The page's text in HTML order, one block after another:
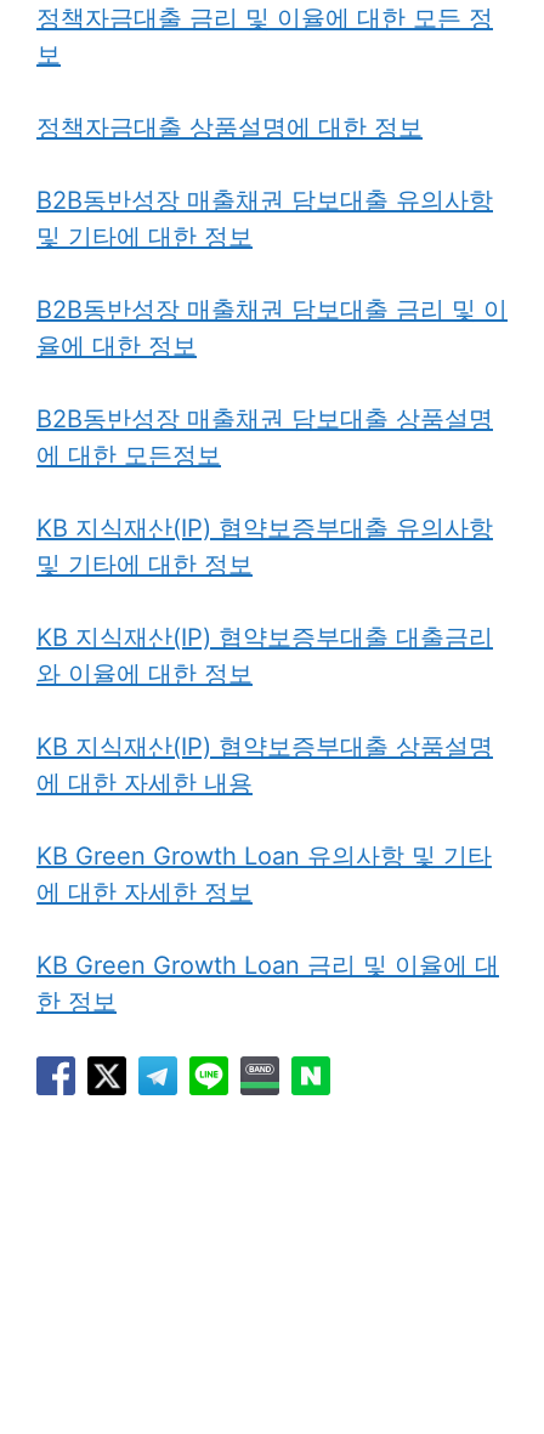
정책자금대출 금리 및 이율에 대한 모든 정
보
정책자금대출 상품설명에 대한 정보
B2B동반성장 매출채권 담보대출 유의사항
및 기타에 대한 정보
B2B동반성장 매출채권 담보대출 금리 및 이
율에 대한 정보
B2B동반성장 매출채권 담보대출 상품설명
에 대한 모든정보
KB 지식재산(IP) 협약보증부대출 유의사항
및 기타에 대한 정보
KB 지식재산(IP) 협약보증부대출 대출금리
와 이율에 대한 정보
KB 지식재산(IP) 협약보증부대출 상품설 명
에 대한 자세한 내용
KB Green Growth Loan 유의사항 및 기타
에 대한 자세한 정보
KB Green Growth Loan 금리 및 이율에 대
한 정보